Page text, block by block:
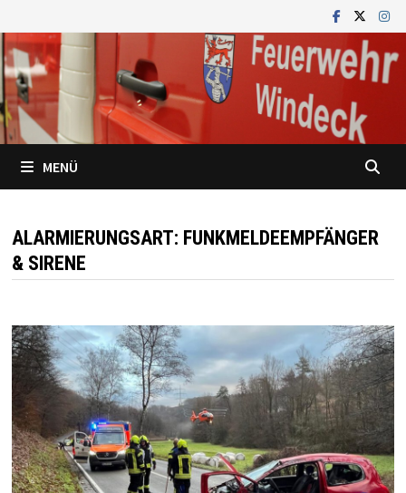
Inhalt
springen
MENÜ
ALARMIERUNGSART: FUNKMELDEEMPFÄNGER
& SIRENE